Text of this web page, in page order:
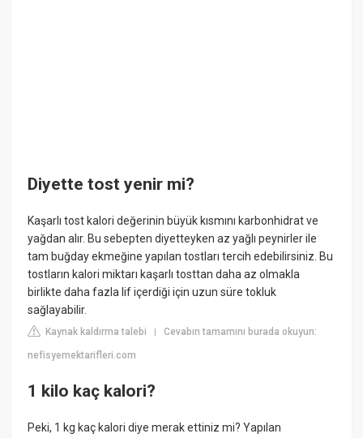
Diyette tost yenir mi?
Kaşarlı tost kalori değerinin büyük kısmını karbonhidrat ve
yağdan alır. Bu sebepten diyetteyken az yağlı peynirler ile
tam buğday ekmeğine yapılan tostları tercih edebilirsiniz. Bu
tostların kalori miktarı kaşarlı tosttan daha az olmakla
birlikte daha fazla lif içerdiği için uzun süre tokluk
sağlayabilir.
Kaynak kaldırma talebi |Cevabın tamamını burada okuyun:
nefisyemektarifleri.com
1 kilo kaç kalori?
Peki, 1 kg kaç kalori diye merak ettiniz mi? Yapılan